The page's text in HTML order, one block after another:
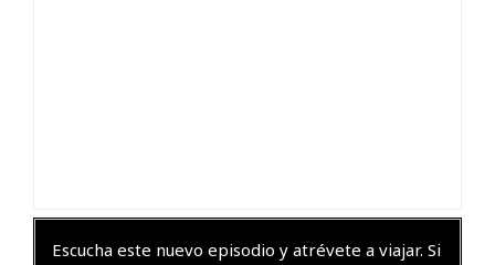
Escucha este nuevo episodio y atrévete a viajar. Si